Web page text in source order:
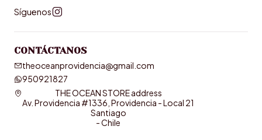
Síguenos
CONTÁCTANOS
theoceanprovidencia@gmail.com
950921827
THE OCEAN STORE address
Av. Providencia #1336, Providencia - Local 21
Santiago
- Chile